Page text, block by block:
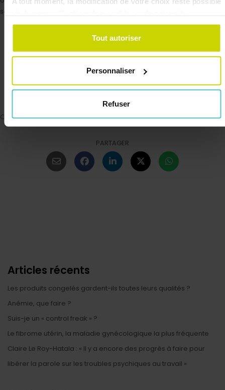
Tout autoriser
Personnaliser
Refuser
sélectionner autant que possible le mode « économie d’énergie ».
Benoît Saint-Sever
Crédit photo : SHUTTERSTOCK
PARTAGER
Articles récents
Les produits congelés gardent-ils toutes leurs qualités ?
Anémie, que faire ?
Suis-je un « control freak » ?
Le fibrome utérin, la maladie gynécologique la plus fréquente
Claire Le Roy-Hatala : « Il y a encore des progrès à faire pour
libérer la parole sur les troubles psychiques au travail »